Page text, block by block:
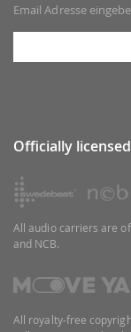
Email Adresse
Officially
All audio carriers are
and NCB.
All royalty-free